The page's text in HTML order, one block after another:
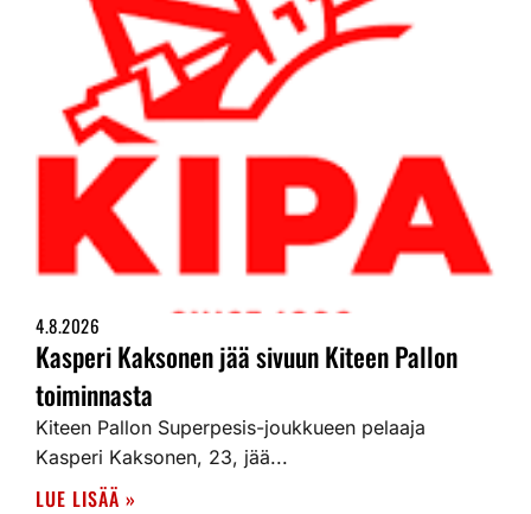
4.8.2026
Kasperi Kaksonen jää sivuun Kiteen Pallon
toiminnasta
Kiteen Pallon Superpesis-joukkueen pelaaja
Kasperi Kaksonen, 23, jää...
LUE LISÄÄ »